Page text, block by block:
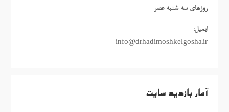
روزهاي سه شنبه عصر
ایمیل:
info@drhadimoshkelgosha.ir
آمار بازدید سایت